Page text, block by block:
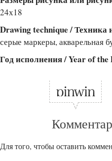
24х18
Drawing technique / Техника
серые маркеры, акварельная
Год исполнения / Year of the
Для того, чтобы оставить